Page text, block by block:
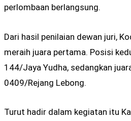
perlombaan berlangsung.
Dari hasil penilaian dewan juri,
meraih juara pertama. Posisi
144/Jaya Yudha, sedangkan
0409/Rejang Lebong.
Turut hadir dalam kegiatan itu